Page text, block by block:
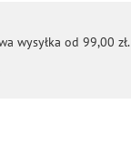
wysyłka od 99,00 zł.